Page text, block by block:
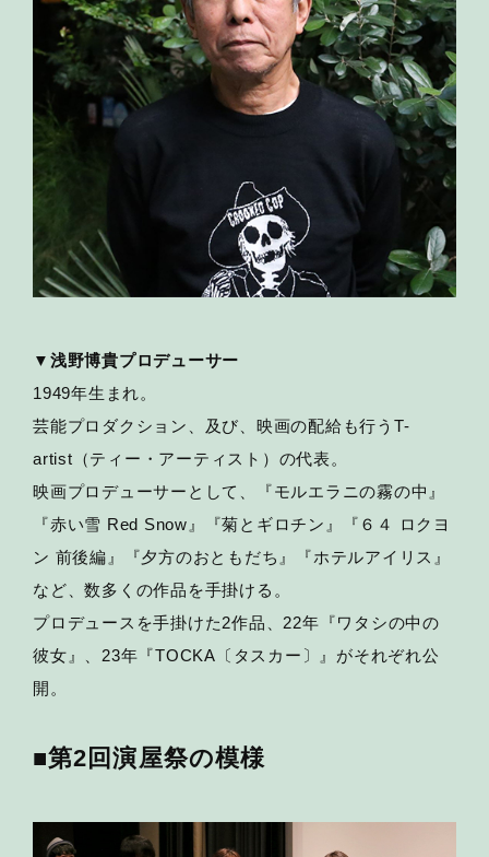
▼浅野博貴プロデューサー
1949年生まれ。
芸能プロダクション、及び、映画の配給も行うT-
artist（ティー・アーティスト）の代表。
映画プロデューサーとして、『モルエラニの霧の中』
『赤い雪 Red Snow』『菊とギロチン』『６４ ロクヨ
ン 前後編』『夕方のおともだち』『ホテルアイリス』
など、数多くの作品を手掛ける。
プロデュースを手掛けた2作品、22年『ワタシの中の
彼女』、23年『TOCKA〔タスカー〕』がそれぞれ公
開。
■第2回演屋祭の模様